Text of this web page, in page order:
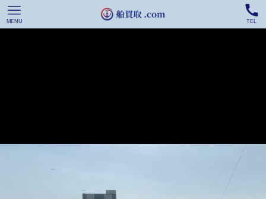
TEL
MENU